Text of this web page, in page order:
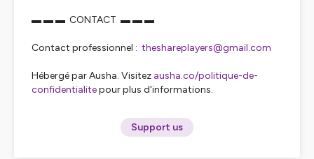
▬ ▬ ▬ CONTACT ▬ ▬ ▬
Contact professionnel : theshareplayers@gmail.com
Hébergé par Ausha. Visitez ausha.co/politique-de-
confidentialitepour plus d'informations.
Support us